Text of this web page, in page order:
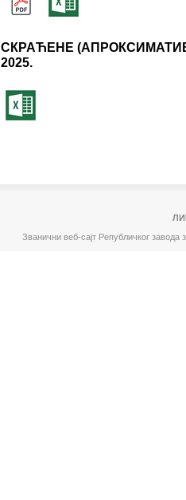
СКРАЋЕНЕ
2025.
Званични веб-сајт Републичког